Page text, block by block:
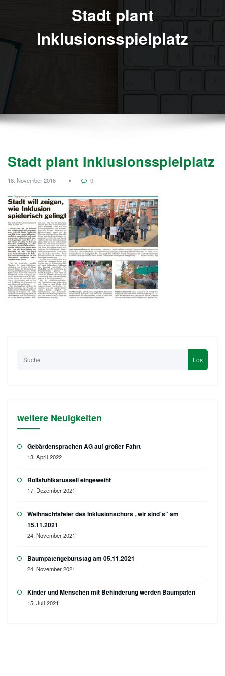
Stadt plant
Inklusionsspielplatz
Stadt plant Inklusionsspielplatz
18. November 2016 0
Los
weitere Neuigkeiten
Gebärdensprachen AG auf großer Fahrt
13. April 2022
Rollstuhlkarussell eingeweiht
17. Dezember 2021
Weihnachtsfeier des Inklusionschors „wir sind´s“ am
15.11.2021
24. November 2021
Baumpatengeburtstag am 05.11.2021
24. November 2021
Kinder und Menschen mit Behinderung werden Baumpaten
15. Juli 2021